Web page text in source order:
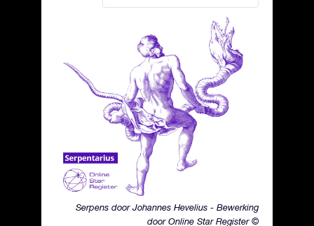
Serpens door Johannes Hevelius - Bewerking
door Online Star Register ©